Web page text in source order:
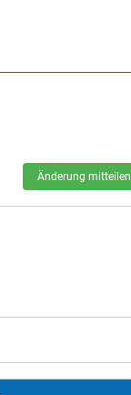
Änderung mitteilen